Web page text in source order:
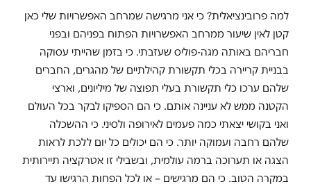
למה פרובינציאלית? כי אני מרגישה שמרחב האפשרויות שלי כאן
קטן לאין שיעור ממרחב האפשרויות הפתוח בפניהם ובפני
חבריהם באותה מגה-פוליס שעזבתי. כי בזמן שהייתי עסוקה
בבניית קריירה בכלי תקשורת קהילתיים של מהגרים, החברים
שלהם ערכו כלי תקשורת בעלי תפוצה של מיליונים, וארצי
הקטנה ממש לא עניינה אותם. כי הם הספיקו לבקר בכל העולם
ואני בקושי יצאתי כמה פעמים לאירופה ולסיני. כי ההשכלה
שלהם רחבה ועמוקה יותר. כי הם יכולים כל יום ללכת לראות
הצגה או תערוכה ברמה עולמית, ובשבילי זו אטרקציה תיירותית
במקרה הטוב. כי הם מרגישים – או לכל הפחות הרגישו עד